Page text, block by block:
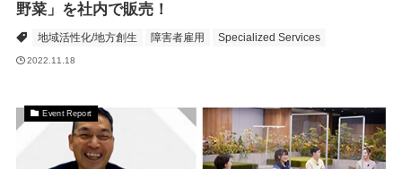
野菜」を社内で販売！
地域活性化/地方創生 障害者雇用 Specialized Services
2022.11.18
Event Report